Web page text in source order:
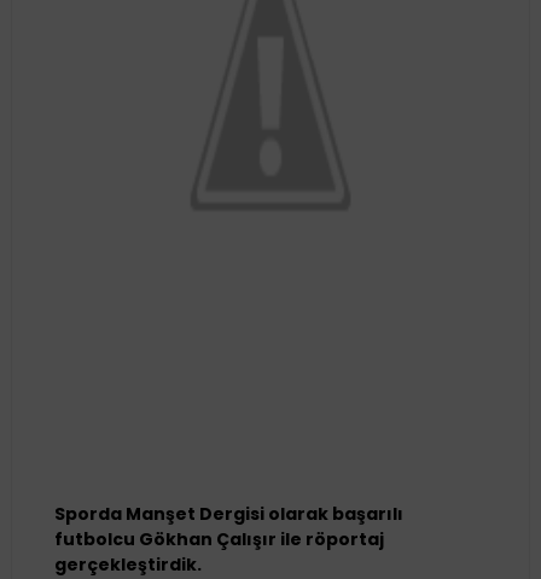
Sporda Manşet Dergisi olarak başarılı
futbolcu Gökhan Çalışır ile röportaj
gerçekleştirdik.